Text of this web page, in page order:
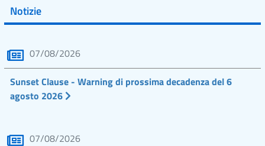
Notizie
07/08/2026
Sunset Clause - Warning di prossima decadenza del 6
agosto 2026
07/08/2026